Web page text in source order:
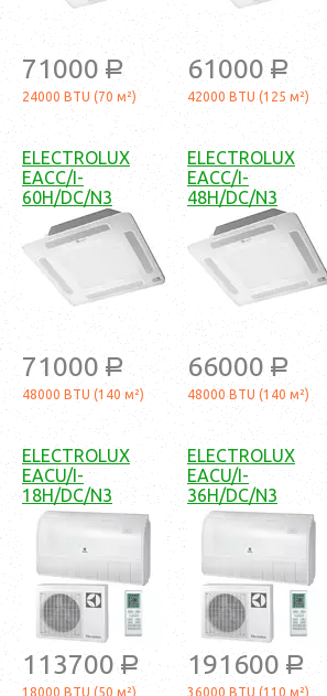
71000 a
24000 BTU (70 м²)
61000 a
42000 BTU (125 м²)
ELECTROLUX
EACC/I-
60H/DC/N3
71000 a
48000 BTU (140 м²)
ELECTROLUX
EACC/I-
48H/DC/N3
66000 a
48000 BTU (140 м²)
ELECTROLUX
EACU/I-
18H/DC/N3
113700 a
18000 BTU (50 м²)
ELECTROLUX
EACU/I-
36H/DC/N3
191600 a
36000 BTU (110 м²)